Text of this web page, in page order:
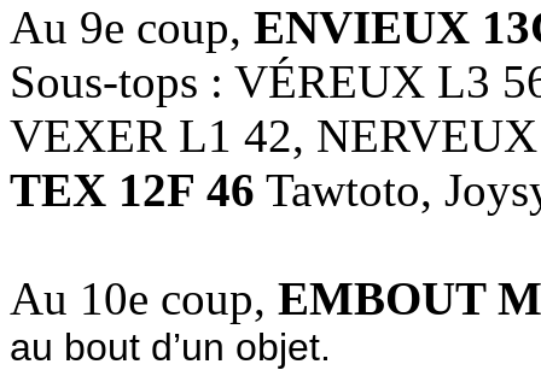
Au 9e coup, ENVIEUX
Sous-tops : VÉREUX L3
VEXER L1 42,
TEX 12F 46 Tawtoto,
Au 10e coup, EMBOUT
au bout d’un objet.